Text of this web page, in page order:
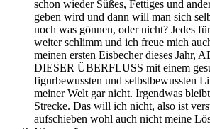
schon wieder Süßes, Fettiges und
geben wird und dann will man sich
noch was gönnen, oder nicht? Jedes
weiter schlimm und ich freue mich
meinen ersten Eisbecher dieses Jahr,
DIESER ÜBERFLUSS mit einem
figurbewussten und selbstbewussten
meiner Welt gar nicht. Irgendwas
Strecke. Das will ich nicht, also ist
aufschieben wohl auch nicht meine